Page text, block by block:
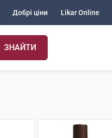
Добрі ціни Likar Online
ЗНАЙТИ